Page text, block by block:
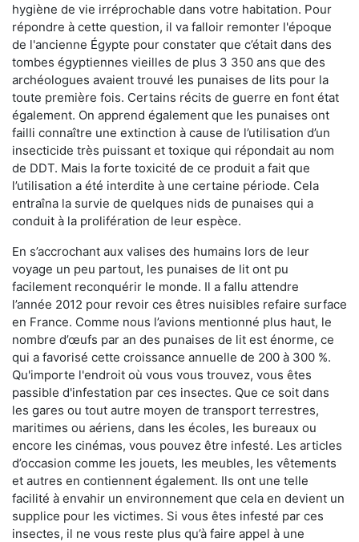
hygiène de vie irréprochable dans votre habitation. Pour
répondre à cette question, il va falloir remonter l'époque
de l'ancienne Égypte pour constater que c’était dans des
tombes égyptiennes vieilles de plus 3 350 ans que des
archéologues avaient trouvé les punaises de lits pour la
toute première fois. Certains récits de guerre en font état
également. On apprend également que les punaises ont
failli connaître une extinction à cause de l’utilisation d’un
insecticide très puissant et toxique qui répondait au nom
de DDT. Mais la forte toxicité de ce produit a fait que
l’utilisation a été interdite à une certaine période. Cela
entraîna la survie de quelques nids de punaises qui a
conduit à la prolifération de leur espèce.
En s’accrochant aux valises des humains lors de leur
voyage un peu partout, les punaises de lit ont pu
facilement reconquérir le monde. Il a fallu attendre
l’année 2012 pour revoir ces êtres nuisibles refaire surface
en France. Comme nous l’avions mentionné plus haut, le
nombre d’œufs par an des punaises de lit est énorme, ce
qui a favorisé cette croissance annuelle de 200 à 300 %.
Qu'importe l'endroit où vous vous trouvez, vous êtes
passible d'infestation par ces insectes. Que ce soit dans
les gares ou tout autre moyen de transport terrestres,
maritimes ou aériens, dans les écoles, les bureaux ou
encore les cinémas, vous pouvez être infesté. Les articles
d’occasion comme les jouets, les meubles, les vêtements
et autres en contiennent également. Ils ont une telle
facilité à envahir un environnement que cela en devient un
supplice pour les victimes. Si vous êtes infesté par ces
insectes, il ne vous reste plus qu’à faire appel à une